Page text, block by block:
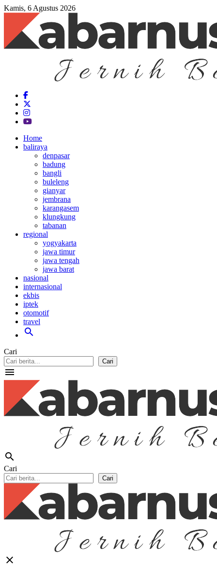
Kamis, 6 Agustus 2026
Home
baliraya
denpasar
badung
bangli
buleleng
gianyar
jembrana
karangasem
klungkung
tabanan
regional
yogyakarta
jawa timur
jawa tengah
jawa barat
nasional
internasional
ekbis
iptek
otomotif
travel
search
Cari
Cari
menu
search
Cari
Cari
close